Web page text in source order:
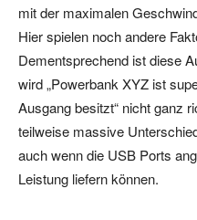
mit der maximalen
Hier spielen noch andere
Dementsprechend ist diese
wird „Powerbank XYZ ist
Ausgang besitzt“ nicht ganz
teilweise massive
auch wenn die USB Ports
Leistung liefern können.